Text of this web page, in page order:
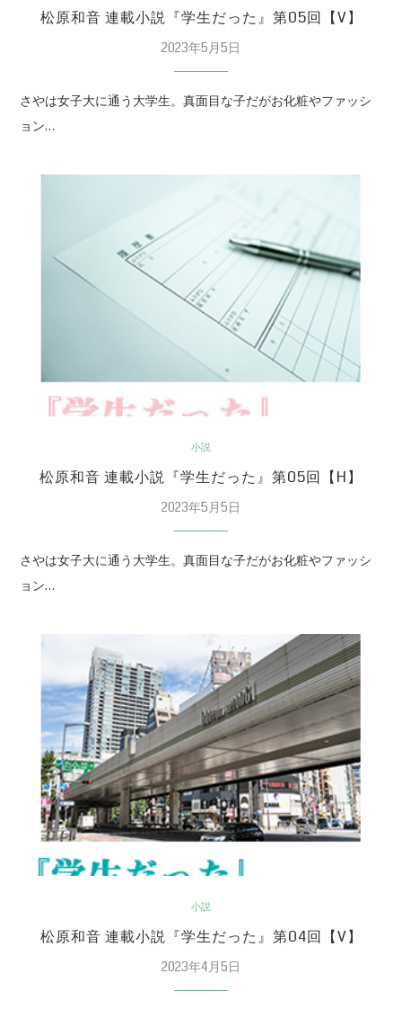
松原和音 連載小説『学生だった』第05回【V】
2023年5月5日
さやは女子大に通う大学生。真面目な子だがお化粧やファッシ
ョン…
小説
松原和音 連載小説『学生だった』第05回【H】
2023年5月5日
さやは女子大に通う大学生。真面目な子だがお化粧やファッシ
ョン…
小説
松原和音 連載小説『学生だった』第04回【V】
2023年4月5日